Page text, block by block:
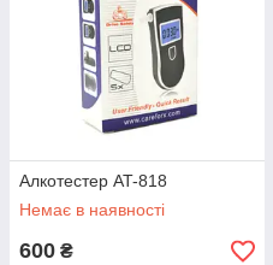
Алкотестер AT-818
Немає в наявності
600 ₴